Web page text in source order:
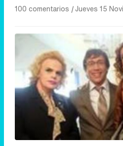
100 comentarios |Jueves 15